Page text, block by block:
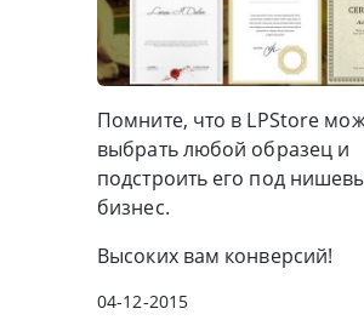
Помните, что в LPStore
выбрать любой образец и
подстроить его под
бизнес.
Высоких вам конверсий!
04-12-2015